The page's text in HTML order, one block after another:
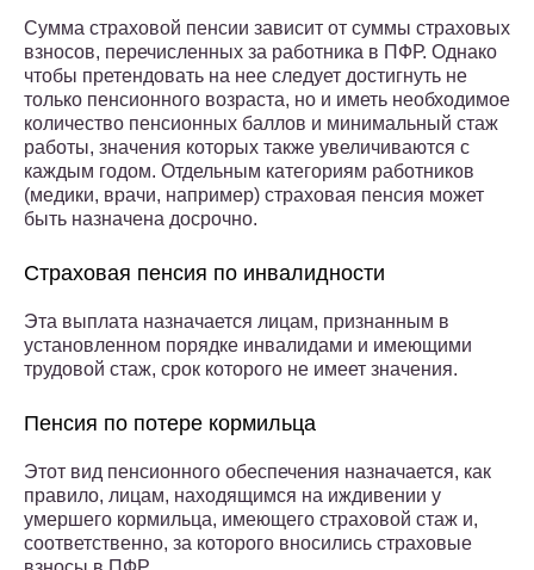
Сумма страховой пенсии зависит от суммы страховых
взносов, перечисленных за работника в ПФР. Однако
чтобы претендовать на нее следует достигнуть не
только пенсионного возраста, но и иметь необходимое
количество пенсионных баллов и минимальный стаж
работы, значения которых также увеличиваются с
каждым годом. Отдельным категориям работников
(медики, врачи, например) страховая пенсия может
быть назначена досрочно.
Страховая пенсия по инвалидности
Эта выплата назначается лицам, признанным в
установленном порядке инвалидами и имеющими
трудовой стаж, срок которого не имеет значения.
Пенсия по потере кормильца
Этот вид пенсионного обеспечения назначается, как
правило, лицам, находящимся на иждивении у
умершего кормильца, имеющего страховой стаж и,
соответственно, за которого вносились страховые